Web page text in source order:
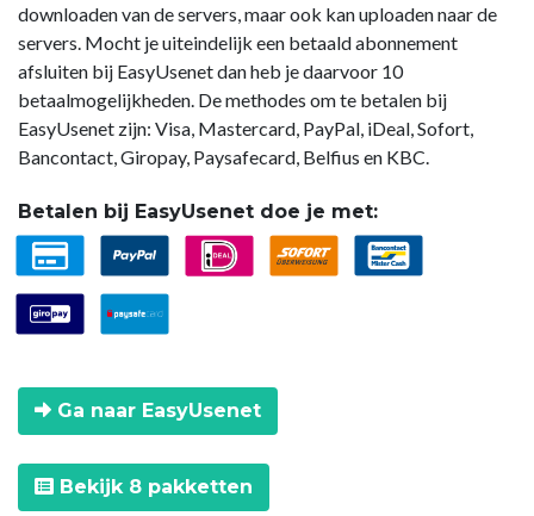
downloaden van de servers, maar ook kan uploaden naar de
servers. Mocht je uiteindelijk een betaald abonnement
afsluiten bij EasyUsenet dan heb je daarvoor 10
betaalmogelijkheden. De methodes om te betalen bij
EasyUsenet zijn: Visa, Mastercard, PayPal, iDeal, Sofort,
Bancontact, Giropay, Paysafecard, Belfius en KBC.
Betalen bij EasyUsenet doe je met:
Ga naar EasyUsenet
Bekijk 8 pakketten